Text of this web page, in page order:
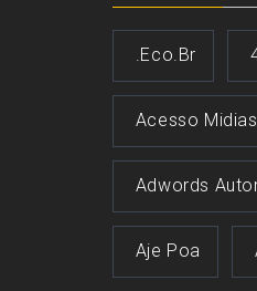
.eco.br
Acesso
Adwords
Aje Poa